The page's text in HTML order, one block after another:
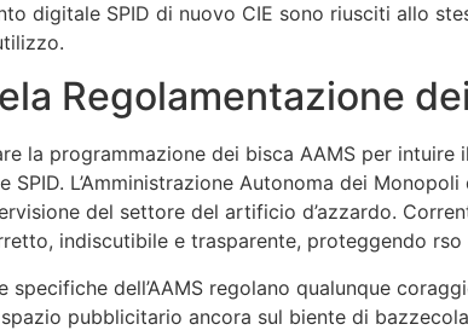
digitale SPID di nuovo CIE sono riusciti allo
Regolamentazione
la programmazione dei bisca AAMS per
L’Amministrazione Autonoma dei
del settore del artificio d’azzardo.
indiscutibile e trasparente, proteggendo
specifiche dell’AAMS regolano qualunque
pubblicitario ancora sul biente di